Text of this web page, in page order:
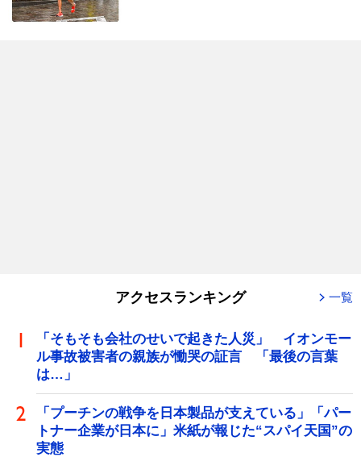
アクセスランキング 一覧
「そもそも会社のせいで起きた人災」 イオンモー
ル事故被害者の親族が慟哭の証言 「最後の言葉
は…」
「プーチンの戦争を日本製品が支えている」「パー
トナー企業が日本に」米紙が報じた“スパイ天国”の
実態